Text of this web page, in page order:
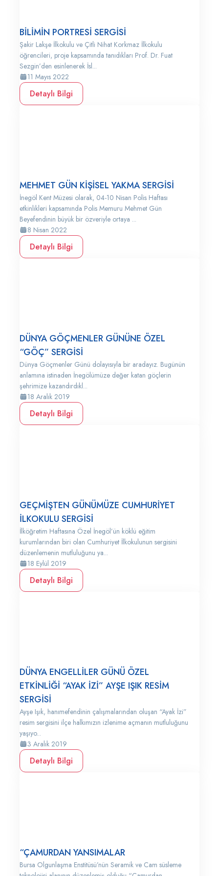
BİLİMİN PORTRESİ SERGİSİ
Şakir Lakşe İlkokulu ve Çitli Nihat Korkmaz İlkokulu
öğrencileri, proje kapsamında tanıdıkları Prof. Dr. Fuat
Sezgin’den esinlenerek İsl...
11 Mayıs 2022
Detaylı Bilgi
MEHMET GÜN KİŞİSEL YAKMA SERGİSİ
İnegöl Kent Müzesi olarak, 04-10 Nisan Polis Haftası
etkinlikleri kapsamında Polis Memuru Mehmet Gün
Beyefendinin büyük bir özveriyle ortaya ...
8 Nisan 2022
Detaylı Bilgi
DÜNYA GÖÇMENLER GÜNÜNE ÖZEL
“GÖÇ” SERGİSİ
Dünya Göçmenler Günü dolayısıyla bir aradayız. Bugünün
anlamına istinaden İnegölümüze değer katan göçlerin
şehrimize kazandırdıkl...
18 Aralık 2019
Detaylı Bilgi
GEÇMİŞTEN GÜNÜMÜZE CUMHURİYET
İLKOKULU SERGİSİ
İlköğretim Haftasına Özel İnegöl’ün köklü eğitim
kurumlarından biri olan Cumhuriyet İlkokulunun sergisini
düzenlemenin mutluluğunu ya...
18 Eylül 2019
Detaylı Bilgi
DÜNYA ENGELLİLER GÜNÜ ÖZEL
ETKİNLİĞİ “AYAK İZİ” AYŞE IŞIK RESİM
SERGİSİ
Ayşe Işık, hanımefendinin çalışmalarından oluşan “Ayak İzi”
resim sergisini ilçe halkımızın izlenime açmanın mutluluğunu
yaşıyo...
3 Aralık 2019
Detaylı Bilgi
“ÇAMURDAN YANSIMALAR
Bursa Olgunlaşma Enstitüsü’nün Seramik ve Cam süsleme